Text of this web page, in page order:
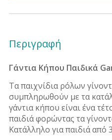
Περιγραφή
Γάντια Κήπου Παιδικά
Τα παιχνίδια ρόλων
συμπληρωθούν με τα
γάντια κήπου είναι ένα
παιδιά φορώντας τα
Κατάλληλο για παιδιά από